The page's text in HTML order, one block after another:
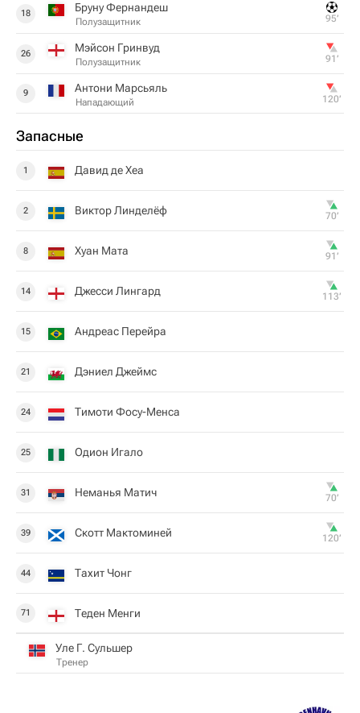
18 Бруну Фернандеш
Полузащитник 95‎’‎
26 Мэйсон Гринвуд
Полузащитник 91‎’‎
9 Антони Марсьяль
Нападающий 120‎’‎
Запасные
1 Давид де Хеа
2 Виктор Линделёф 70‎’‎
8 Хуан Мата 91‎’‎
14 Джесси Лингард 113‎’‎
15 Андреас Перейра
21 Дэниел Джеймс
24 Тимоти Фосу-Менса
25 Одион Игало
31 Неманья Матич 70‎’‎
39 Скотт Мактоминей 120‎’‎
44 Тахит Чонг
71 Теден Менги
Уле Г. Сульшер
Тренер